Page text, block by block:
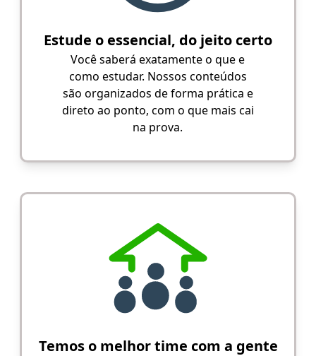
Estude o essencial, do jeito certo
Você saberá exatamente o que e
como estudar. Nossos conteúdos
são organizados de forma prática e
direto ao ponto, com o que mais cai
na prova.
Temos o melhor time com a gente